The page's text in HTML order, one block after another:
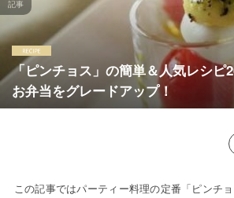
「ピンチョス」の簡単＆人気レシピ
お弁当をグレードアップ！
記事
この記事ではパーティー料理の定番「ピンチ